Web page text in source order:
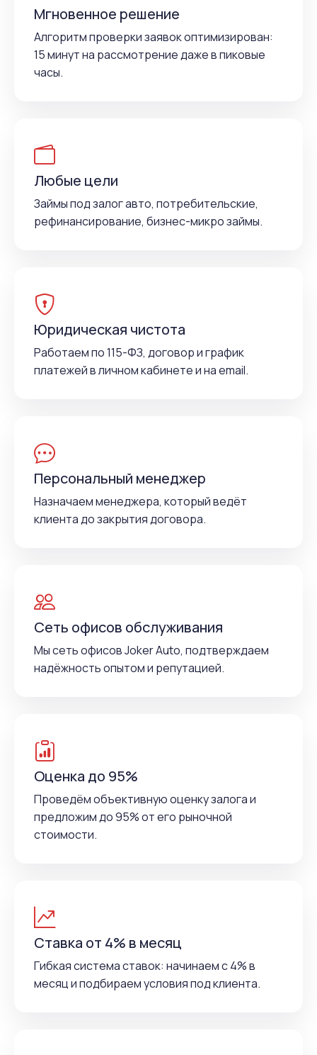
Мгновенное решение
Алгоритм проверки заявок оптимизирован:
15 минут на рассмотрение даже в пиковые
часы.
Любые цели
Займы под залог авто, потребительские,
рефинансирование, бизнес-микро займы.
Юридическая чистота
Работаем по 115-ФЗ, договор и график
платежей в личном кабинете и на email.
Персональный менеджер
Назначаем менеджера, который ведёт
клиента до закрытия договора.
Сеть офисов обслуживания
Мы сеть офисов Joker Auto, подтверждаем
надёжность опытом и репутацией.
Оценка до 95%
Проведём объективную оценку залога и
предложим до 95% от его рыночной
стоимости.
Ставка от 4% в месяц
Гибкая система ставок: начинаем с 4% в
месяц и подбираем условия под клиента.